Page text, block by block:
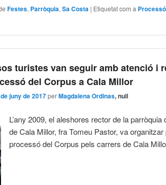
Festes, Parròquia,Sa Costa | Etiquetat com a
turistes van seguir amb atenció i
del Corpus a Cala Millor
juny de 2017perMagdalena Ordinas, null
L’any 2009, el aleshores rector de la
de Cala Millor, fra Tomeu Pastor, va
processó del Corpus pels carrers de Cala